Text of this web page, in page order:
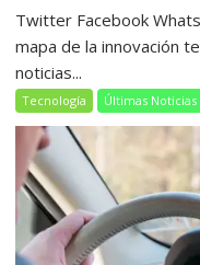
Twitter Facebook
mapa de la innovación
noticias...
Tecnología Últimas Noticias